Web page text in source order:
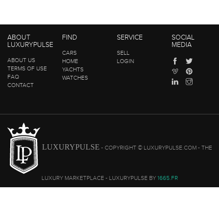
ABOUT
LUXURYPULSE
ABOUT US
TERMS OF USE
FAQ
CONTACT
FIND
CARS
HOME
YACHTS
WATCHES
SERVICE
SELL
LOGIN
SOCIAL
MEDIA
LUXURYPULSE - COPYRIGHT © LUXURYPULSE.COM - THE
LUXURY MARKETPLACE - LUXURYPULSE BY 1665.FR